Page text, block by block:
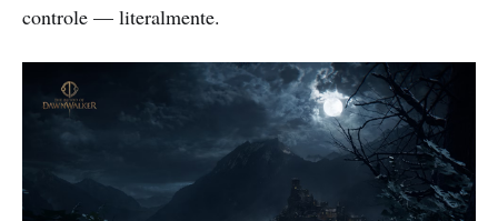
controle — literalmente.